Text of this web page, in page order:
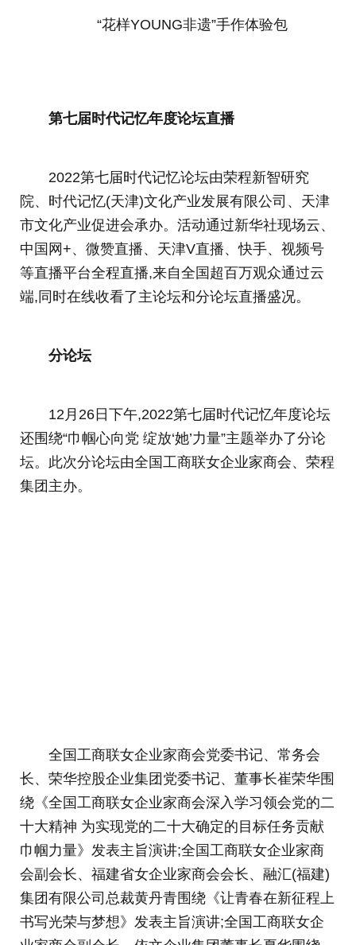
“花样YOUNG非遗”手作体验包
第七届时代记忆年度论坛直播
2022第七届时代记忆论坛由荣程新智研究
院、时代记忆(天津)文化产业发展有限公司、天津
市文化产业促进会承办。活动通过新华社现场云、
中国网+、微赞直播、天津V直播、快手、视频号
等直播平台全程直播,来自全国超百万观众通过云
端,同时在线收看了主论坛和分论坛直播盛况。
分论坛
12月26日下午,2022第七届时代记忆年度论坛
还围绕“巾帼心向党 绽放‘她’力量”主题举办了分论
坛。此次分论坛由全国工商联女企业家商会、荣程
集团主办。
全国工商联女企业家商会党委书记、常务会
长、荣华控股企业集团党委书记、董事长崔荣华围
绕《全国工商联女企业家商会深入学习领会党的二
十大精神 为实现党的二十大确定的目标任务贡献
巾帼力量》发表主旨演讲;全国工商联女企业家商
会副会长、福建省女企业家商会会长、融汇(福建)
集团有限公司总裁黄丹青围绕《让青春在新征程上
书写光荣与梦想》发表主旨演讲;全国工商联女企